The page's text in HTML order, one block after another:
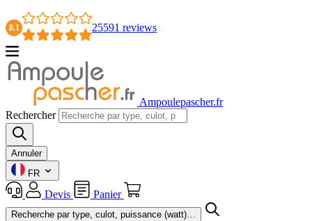
8.1 25591 reviews
Ampoulepascher.fr
Rechercher
Annuler
FR
Devis Panier